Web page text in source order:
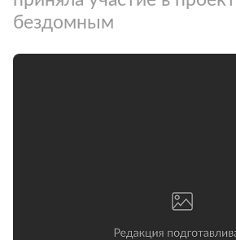
бездомным